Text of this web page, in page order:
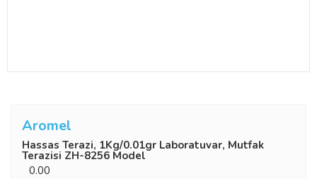
Aromel
Hassas Terazi, 1Kg/0.01gr Laboratuvar, Mutfak
Terazisi ZH-8256 Model
0.00